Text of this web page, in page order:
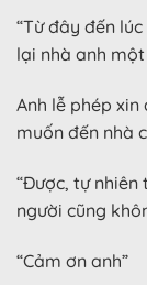
“Từ đây đến
lại nhà anh
Anh lễ phép
muốn đến nhà
“Được, tự nhiên
người cũng
“Cảm ơn anh”